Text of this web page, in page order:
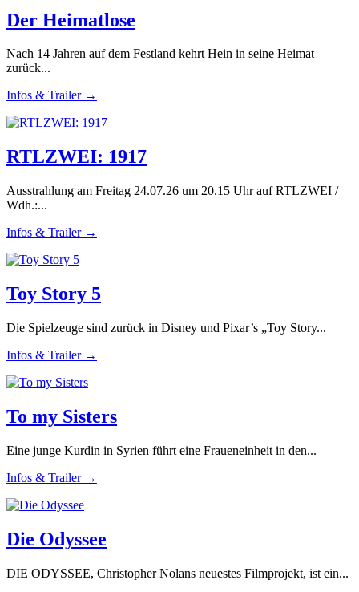
Der Heimatlose
Nach 14 Jahren auf dem Festland kehrt Hein in seine Heimat
zurück...
Infos & Trailer →
RTLZWEI: 1917
Ausstrahlung am Freitag 24.07.26 um 20.15 Uhr auf RTLZWEI /
Wdh.:...
Infos & Trailer →
Toy Story 5
Die Spielzeuge sind zurück in Disney und Pixar’s „Toy Story...
Infos & Trailer →
To my Sisters
Eine junge Kurdin in Syrien führt eine Fraueneinheit in den...
Infos & Trailer →
Die Odyssee
DIE ODYSSEE, Christopher Nolans neuestes Filmprojekt, ist ein...